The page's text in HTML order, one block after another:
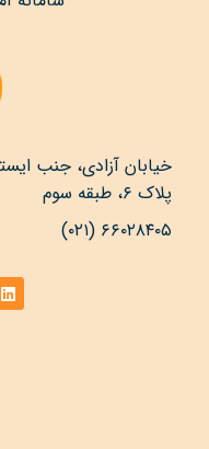
خیابان آزادی، جنب
پلاک ۶، طبقه سوم
۶۶۰۲۸۴۰۵ (۰۲۱)